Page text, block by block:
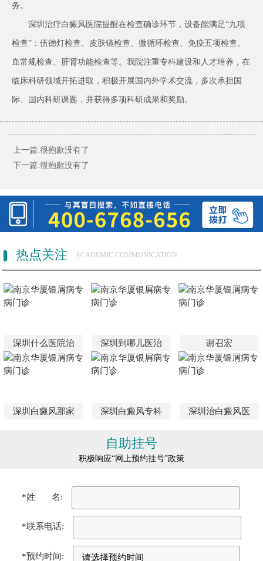
务。
深圳治疗白癜风医院提醒在检查确诊环节，设备能满足“九项
检查”：伍德灯检查、皮肤镜检查、微循环检查、免疫五项检查、
血常规检查、肝肾功能检查等。我院注重专科建设和人才培养，在
临床科研领域开拓进取，积极开展国内外学术交流，多次承担国
际、国内科研课题，并获得多项科研成果和奖励。
上一篇:很抱歉没有了
下一篇:很抱歉没有了
热点关注 ACADEMIC COMMUNICATION
深圳什么医院治 深圳到哪儿医治 谢召宏
深圳白癜风那家 深圳白癜风专科 深圳治白癜风医
自助挂号
积极响应“网上预约挂号”政策
*姓 名:
*联系电话:
*预约时间: